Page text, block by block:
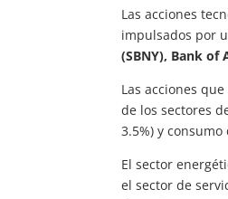
Las acciones
impulsados por
(SBNY), Bank of
Las acciones
de los sectores
3.5%) y consumo
El sector
el sector de